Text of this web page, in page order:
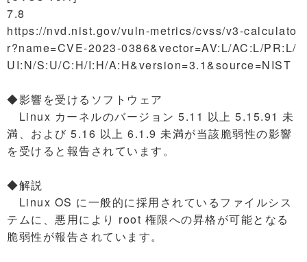
7.8
https://nvd.nist.gov/vuln-metrics/cvss/v3-calculato
r?name=CVE-2023-0386&vector=AV:L/AC:L/PR:L/
UI:N/S:U/C:H/I:H/A:H&version=3.1&source=NIST
◆影響を受けるソフトウェア
Linux カーネルのバージョン 5.11 以上 5.15.91 未
満、および 5.16 以上 6.1.9 未満が当該脆弱性の影響
を受けると報告されています。
◆解説
Linux OS に一般的に採用されているファイルシス
テムに、悪用により root 権限への昇格が可能となる
脆弱性が報告されています。